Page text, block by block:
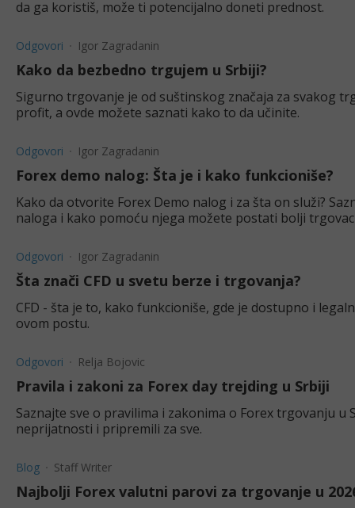
da ga koristiš, može ti potencijalno doneti prednost.
Odgovori Igor Zagradanin
Kako da bezbedno trgujem u Srbiji?
Sigurno trgovanje je od suštinskog značaja za svakog
profit, a ovde možete saznati kako to da učinite.
Odgovori Igor Zagradanin
Forex demo nalog: Šta je i kako funkcioniše?
Kako da otvorite Forex Demo nalog i za šta on služi?
naloga i kako pomoću njega možete postati bolji
Odgovori Igor Zagradanin
Šta znači CFD u svetu berze i trgovanja?
CFD - šta je to, kako funkcioniše, gde je dostupno i
ovom postu.
Odgovori Relja Bojovic
Pravila i zakoni za Forex day trejding u Srbiji
Saznajte sve o pravilima i zakonima o Forex trgovanju u
neprijatnosti i pripremili za sve.
Blog Staff Writer
Najbolji Forex valutni parovi za trgovanje u